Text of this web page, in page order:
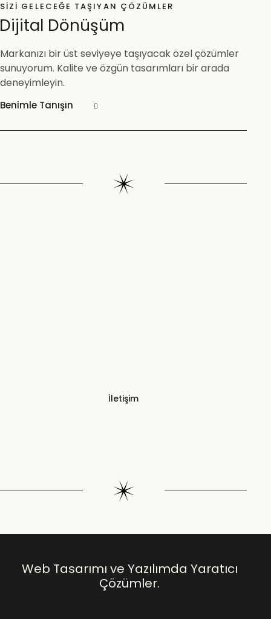
SIZI GELECEĞE TAŞIYAN ÇÖZÜMLER
Dijital Dönüşüm
Markanızı bir üst seviyeye taşıyacak özel çözümler
sunuyorum. Kalite ve özgün tasarımları bir arada
deneyimleyin.
Benimle Tanışın
İletişim
Web Tasarımı ve Yazılımda Yaratıcı
Çözümler.